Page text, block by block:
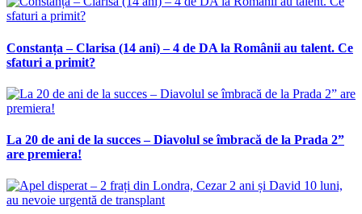
Constanța – Clarisa (14 ani) – 4 de DA la Românii au talent. Ce
sfaturi a primit?
La 20 de ani de la succes – Diavolul se îmbracă de la Prada 2”
are premiera!